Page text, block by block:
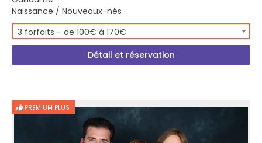
Naissance / Nouveaux-nés
3 forfaits - de 100€ à 170€
Détail et réservation
PREMIUM PLUS